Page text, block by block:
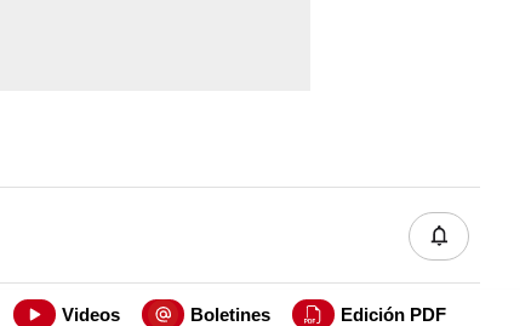
Videos Boletines Edición PDF